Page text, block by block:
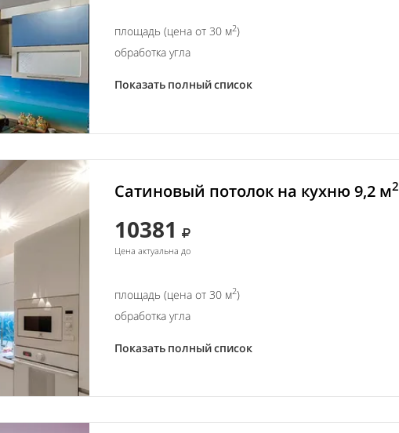
площадь (цена от 30 м2)
обработка угла
Показать полный список
Сатиновый потолок на кухню 9,2 м2
10381
Цена актуальна до
площадь (цена от 30 м2)
обработка угла
Показать полный список